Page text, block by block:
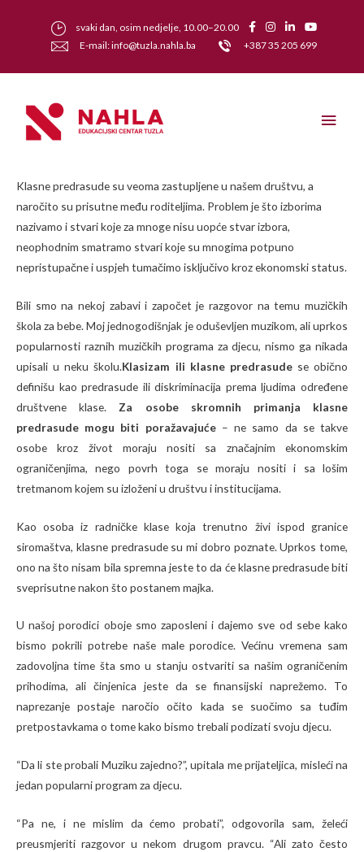
svaki dan, osim nedjelje, 10.00–20.00
E-mail: info@tuzla.nahla.ba
+387 35 205 699
Klasne predrasude su veoma zastupljene u našem društvu, a
naročito su prisutne među roditeljima. Problem je što izborima
nazivamo i stvari koje za mnoge nisu uopće stvar izbora,
neophodnim smatramo stvari koje su mnogima potpuno
nepristupačne i uspjeh tumačimo isključivo kroz ekonomski status.
Bili smo na nekoj zabavi i započet je razgovor na temu muzičkih
škola za bebe. Moj jednogodišnjak je oduševljen muzikom, ali uprkos
popularnosti raznih muzičkih programa za djecu, nismo ga nikada
upisali u neku školu.Klasizam ili klasne predrasudese obično
definišu kao predrasude ili diskriminacija prema ljudima određene
društvene klase. Za osobe skromnih primanja klasne
predrasude mogu biti poražavajuće– ne samo da se takve
osobe kroz život moraju nositi sa značajnim ekonomskim
ograničenjima, nego povrh toga se moraju nositi i sa lošim
tretmanom kojem su izloženi u društvu i institucijama.
Kao osoba iz radničke klase koja trenutno živi ispod granice
siromaštva, klasne predrasude su mi dobro poznate. Uprkos tome,
ono na što nisam bila spremna jeste to da će klasne predrasude biti
sveprisutne nakon što postanem majka.
U našoj porodici oboje smo zaposleni i dajemo sve od sebe kako
bismo pokrili potrebe naše male porodice. Većinu vremena sam
zadovoljna time šta smo u stanju ostvariti sa našim ograničenim
prihodima, ali činjenica jeste da se finansijski naprežemo. To
naprezanje postaje naročio očito kada se suočimo sa tuđim
pretpostavkama o tome kako bismo trebali podizati svoju djecu.
“Da li ste probali Muziku zajedno?”, upitala me prijateljica, misleći na
jedan popularni program za djecu.
“Pa ne, i ne mislim da ćemo probati”, odgovorila sam, želeći
preusmjeriti razgovor u nekom drugom pravcu. “Ali zato često